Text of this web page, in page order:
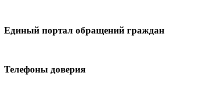
Единый портал обращений граждан
Телефоны доверия